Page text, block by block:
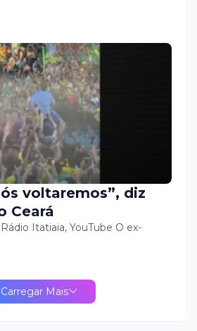
voltaremos”, diz
Ceará
Itatiaia, YouTube O ex-
Carregar Mais